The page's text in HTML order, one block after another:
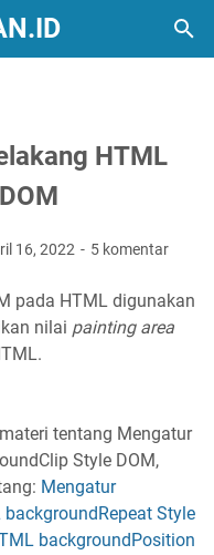
HTML
16, 2022 5 komentar
pada HTML digunakan
nilai painting area
tentang Mengatur
Style DOM,
Mengatur
Style
backgroundPosition